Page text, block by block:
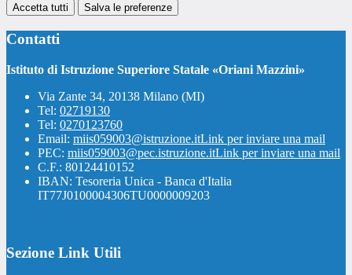
Accetta tutti Salva le preferenze
Contatti
Istituto di Istruzione Superiore Statale «Oriani Mazzini»
Via Zante 34, 20138 Milano (MI)
Tel: 02719130
Tel: 0270123760
Email: miis059003@istruzione.itLink per inviare una mail
PEC: miis059003@pec.istruzione.itLink per inviare una mail
C.F.: 80124410152
IBAN: Tesoreria Unica - Banca d'Italia
IT77J0100004306TU0000009203
Sezione Link Utili